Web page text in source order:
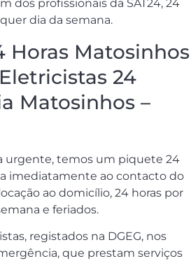
dos profissionais da SAT24, 24
dia da semana.
Horas Matosinhos
24
Matosinhos –
urgente, temos um piquete 24
imediatamente ao contacto do
ao domicílio, 24 horas por
e feriados.
registados na DGEG, nos
que prestam serviços